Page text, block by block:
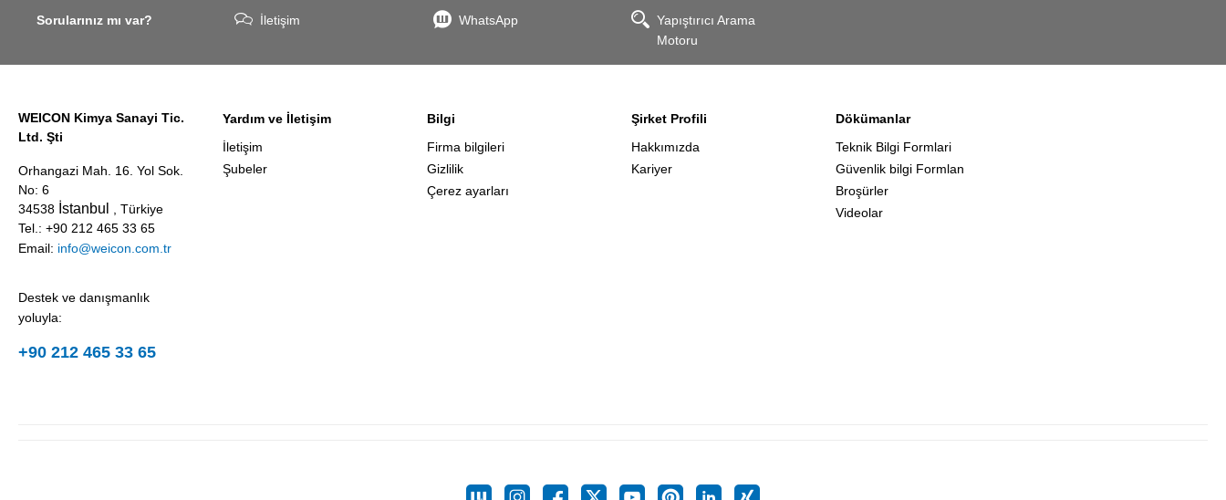
Sorularınız mı var? İletişim WhatsApp
Yapıştırıcı Arama
Motoru
WEICON Kimya Sanayi Tic.
Ltd. Şti
Orhangazi Mah. 16. Yol Sok.
No: 6
34538 İstanbul
, Türkiye
Tel.: +90 212 465 33 65
Email: info@weicon.com.tr
Destek ve danışmanlık
yoluyla:
+90 212 465 33 65
Yardım ve İletişim
İletişim
Şubeler
Bilgi
Firma bilgileri
Gizlilik
Çerez ayarları
Şirket Profili
Hakkımızda
Kariyer
Dökümanlar
Teknik Bilgi Formlari
Güvenlik bilgi Formlan
Broşürler
Videolar